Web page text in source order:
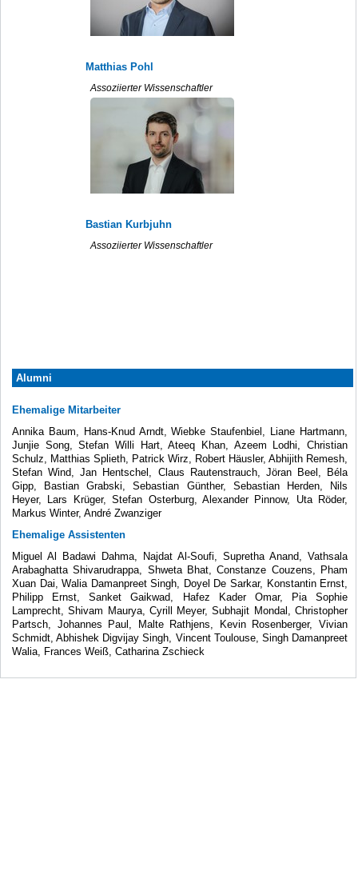
Matthias Pohl
Assoziierter Wissenschaftler
Bastian Kurbjuhn
Assoziierter Wissenschaftler
Alumni
Ehemalige Mitarbeiter
Annika Baum, Hans-Knud Arndt, Wiebke Staufenbiel, Liane Hartmann,
Junjie Song, Stefan Willi Hart, Ateeq Khan, Azeem Lodhi, Christian
Schulz, Matthias Splieth, Patrick Wirz, Robert Häusler, Abhijith Remesh,
Stefan Wind, Jan Hentschel, Claus Rautenstrauch, Jöran Beel, Béla
Gipp, Bastian Grabski, Sebastian Günther, Sebastian Herden, Nils
Heyer, Lars Krüger, Stefan Osterburg, Alexander Pinnow, Uta Röder,
Markus Winter, André Zwanziger
Ehemalige Assistenten
Miguel Al Badawi Dahma, Najdat Al-Soufi, Supretha Anand, Vathsala
Arabaghatta Shivarudrappa, Shweta Bhat, Constanze Couzens, Pham
Xuan Dai, Walia Damanpreet Singh, Doyel De Sarkar, Konstantin Ernst,
Philipp Ernst, Sanket Gaikwad, Hafez Kader Omar, Pia Sophie
Lamprecht, Shivam Maurya, Cyrill Meyer, Subhajit Mondal, Christopher
Partsch, Johannes Paul, Malte Rathjens, Kevin Rosenberger, Vivian
Schmidt, Abhishek Digvijay Singh, Vincent Toulouse, Singh Damanpreet
Walia, Frances Weiß, Catharina Zschieck